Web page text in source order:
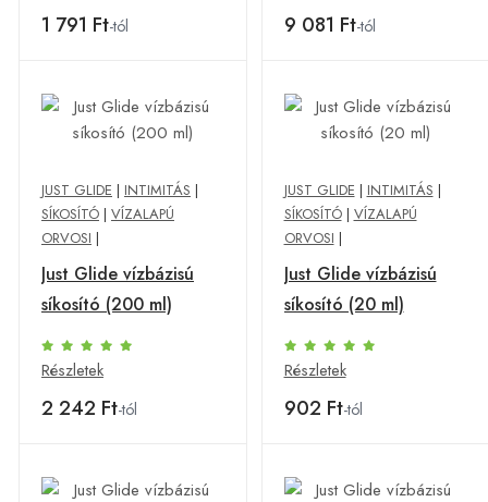
1 791 Ft-tól 9 081 Ft-tól
JUST GLIDE | INTIMITÁS |
SÍKOSÍTÓ | VÍZALAPÚ
ORVOSI |
Just Glide vízbázisú
síkosító (200 ml)
Részletek
2 242 Ft-tól
JUST GLIDE | INTIMITÁS |
SÍKOSÍTÓ| VÍZALAPÚ
ORVOSI |
Just Glide vízbázisú
síkosító (20 ml)
Részletek
902 Ft-tól